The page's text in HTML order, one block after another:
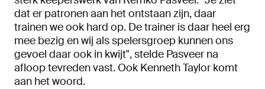
dat er patronen aan het ontstaan zijn, daar
trainen we ook hard op. De trainer is daar heel erg
mee bezig en wij als spelersgroep kunnen ons
gevoel daar ook in kwijt", stelde Pasveer na
afloop tevreden vast. Ook Kenneth Taylor komt
aan het woord.